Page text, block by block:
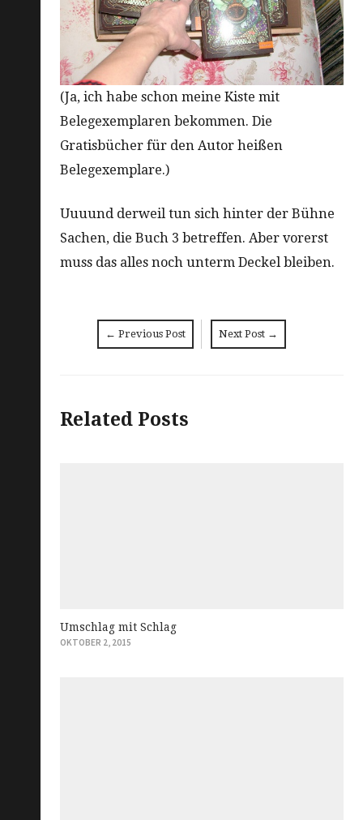
(Ja, ich habe schon meine Kiste mit
Belegexemplaren bekommen. Die
Gratisbücher für den Autor heißen
Belegexemplare.)
Uuuund derweil tun sich hinter der Bühne
Sachen, die Buch 3 betreffen. Aber vorerst
muss das alles noch unterm Deckel bleiben.
Post
navigation
← Previous Post Next Post →
Related Posts
Umschlag mit Schlag
OKTOBER 2, 2015